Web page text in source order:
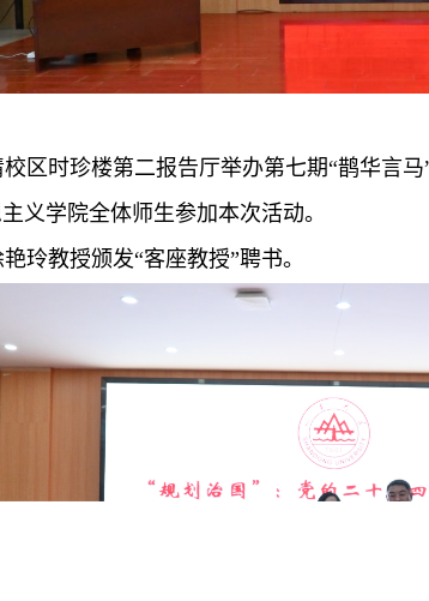
区时珍楼第二报告厅举办第七期“鹊华言马
义学院全体师生参加本次活动。
玲教授颁发“客座教授”聘书。